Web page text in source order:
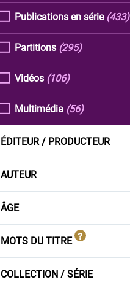
Publications en série (433)
Partitions (295)
Vidéos (106)
Multimédia (56)
ÉDITEUR / PRODUCTEUR
AUTEUR
ÂGE
MOTS DU TITRE
COLLECTION / SÉRIE